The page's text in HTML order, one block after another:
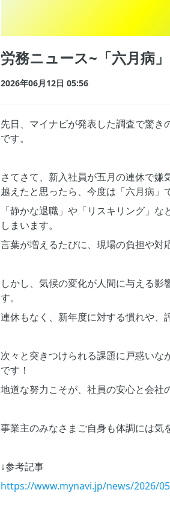
労務ニュース~「六月病
2026年06月12日 05:56
先日、マイナビが発表した調査で驚
です。
さてさて、新入社員が五月の連休で
越えたと思ったら、今度は「六月病」
「静かな退職」や「リスキリング」
しまいます。
言葉が増えるたびに、現場の負担や対
しかし、気候の変化が人間に与える
す。
連休もなく、新年度に対する慣れや、
次々と突きつけられる課題に戸惑い
です！
地道な努力こそが、社員の安心と会社
事業主のみなさまご自身も体調には気
↓参考記事
https://www.mynavi.jp/news/2026/